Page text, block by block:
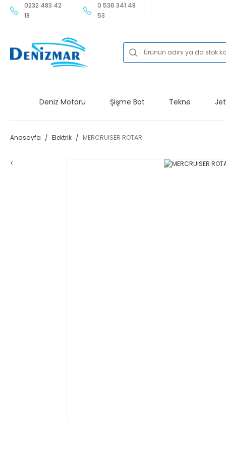
0232 483 42
18
0 536 341 48
53
Deniz Motoru Şişme Bot Tekne
Anasayfa Elektrik MERCRUISER ROTAR
<